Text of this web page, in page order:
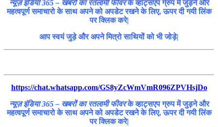
न्यूज़ इंडिया 365 – खबरों का रतलामी फीवरके व्हाट्सएप ग्रुप में जुड़ने और
महत्वपूर्ण समाचारो के साथ अपने को अपडेट रखने के लिए, ऊपर दी गयी लिंक
पर क्लिक करे|
आप स्वयं जुड़े और अपने मित्रो साथियों को भी जोड़े|
https://chat.whatsapp.com/GS8yZcWmVmR096ZPVHsjDo
न्यूज़ इंडिया 365 – खबरों का रतलामी फीवरके व्हाट्सएप ग्रुप में जुड़ने और
महत्वपूर्ण समाचारो के साथ अपने को अपडेट रखने के लिए, ऊपर दी गयी लिंक
पर क्लिक करे|